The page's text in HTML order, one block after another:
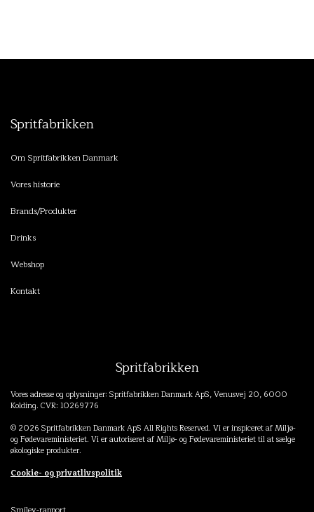
Spritfabrikken
Om Spritfabrikken Danmark
Vores historie
Brands/Produkter
Drinks
Webshop
Kontakt
Spritfabrikken
Vores adresse og oplysninger: Spritfabrikken Danmark ApS, Venusvej 20, 6000
Kolding. CVR: 10269776
© 2026 Spritfabrikken Danmark ApS All Rights Reserved. Vi er inspiceret af Miljø-
og Fødevareministeriet. Vi er autoriseret af Miljø- og Fødevareministeriet til at sælge
økologiske produkter.
Cookie- og privatlivspolitik